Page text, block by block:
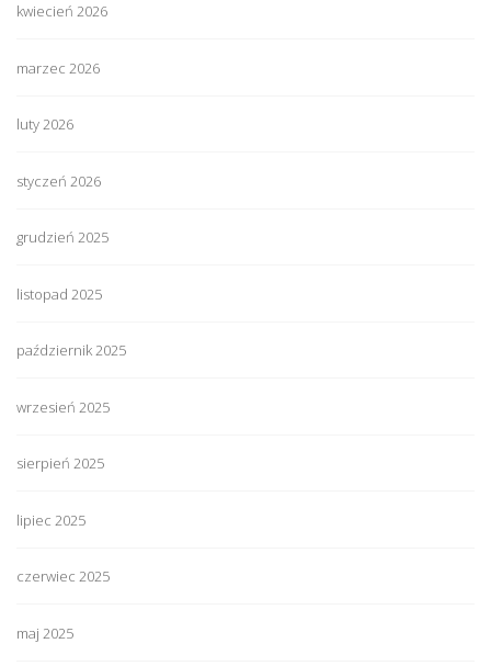
kwiecień 2026
marzec 2026
luty 2026
styczeń 2026
grudzień 2025
listopad 2025
październik 2025
wrzesień 2025
sierpień 2025
lipiec 2025
czerwiec 2025
maj 2025